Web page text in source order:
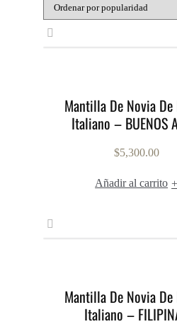
Mantilla De Novia De
Italiano – BUENOS
$5,300.00
Añadir al carrito +
Mantilla De Novia De
Italiano –